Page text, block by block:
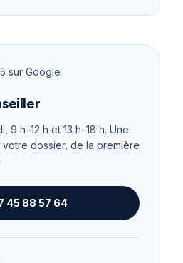
sur Google
9 h–12 h et 13 h–18 h. Une
dossier, de la première
45 88 57 64